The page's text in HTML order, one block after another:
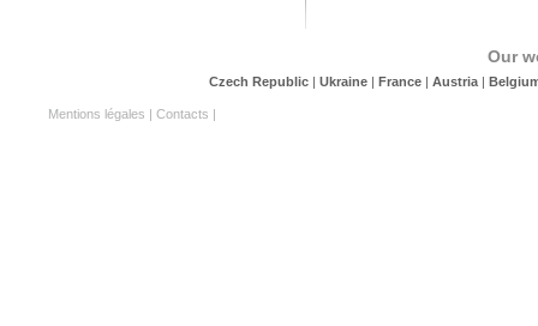
Our
Czech Republic | Ukraine | France | Austria |
Mentions légales | Contacts |